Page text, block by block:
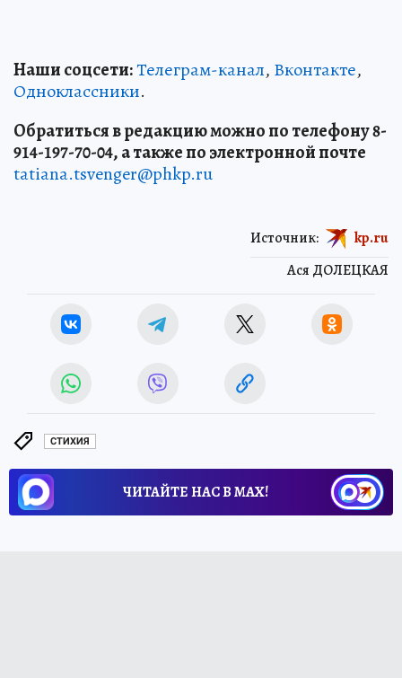
Наши соцсети:Телеграм-канал, Вконтакте,
Одноклассники.
Обратиться в редакцию можно по телефону 8-
914-197-70-04, а также по электронной почте
tatiana.tsvenger@phkp.ru
Ася ДОЛЕЦКАЯ
Источник: kp.ru
СТИХИЯ
ЧИТАЙТЕ НАС В МАХ!